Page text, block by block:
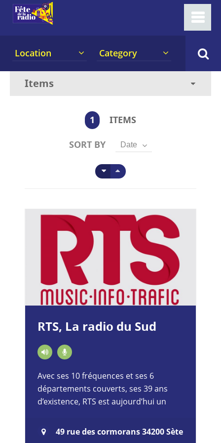
Location Category
1
ITEMS
SORT BY
Date
RTS, La radio du Sud
Avec ses 10 fréquences et ses 6
départements couverts, ses 39 ans
d’existence, RTS est aujourd’hui un
incontournable. RTS couvre les plus
49 rue des cormorans 34200 Sète